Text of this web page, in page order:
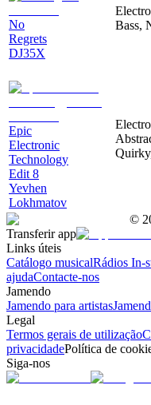
No
Regrets
DJ35X
Bass,
Epic
Electronic
Technology
Edit 8
Yevhen
Lokhmatov
©
Transferir app
Links úteis
Catálogo musicalRádios In-
ajudaContacte-nos
Jamendo
Jamendo para artistas
Legal
Termos gerais de utilização
privacidadePolítica de
Siga-nos